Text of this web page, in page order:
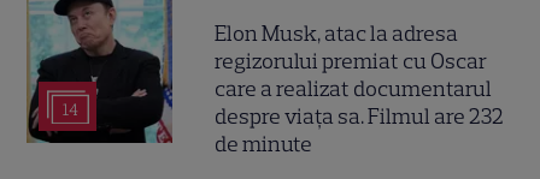
14
Elon Musk, atac la adresa
regizorului premiat cu Oscar
care a realizat documentarul
despre viața sa. Filmul are 232
de minute